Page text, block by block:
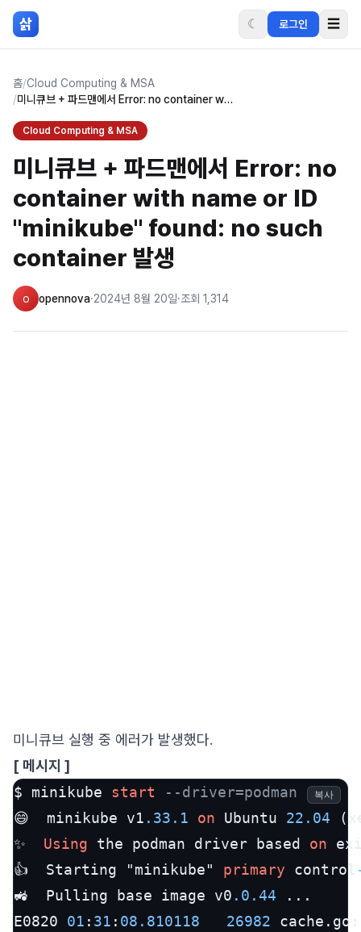
본문 바로가기
삵 ☾ 로그인 ☰
홈/Cloud Computing & MSA
/
미니큐브 + 파드맨에서 Error: no container with name or ID "minikube" found: no such container 발생
Cloud Computing & MSA
미니큐브 + 파드맨에서 Error: no
container with name or ID
"minikube" found: no such
container 발생
o opennova·2024년 8월 20일·조회 1,314
미니큐브 실행 중 에러가 발생했다.
[ 메시지 ]
$ minikube start
--driver=podman
😄  minikube v1 .33 .1 on Ubuntu 22.04
✨ Using the podman driver based on
👍  Starting "minikube" primary control
🚜  Pulling base image v0 .0 .44 ...
E0820 01 : 31 : 08.810118 26982 cache.go:
복사